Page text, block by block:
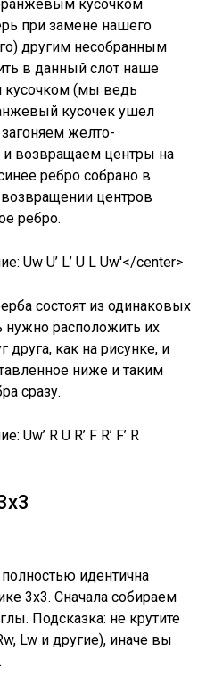
кусочком
при замене нашего
другим несобранным
в данный слот наше
(мы ведь
кусочек ушел
загоняем желто-
возвращаем центры на
ребро собрано в
центров
ребро.
Uw U’ L’ U L Uw'</center>
состоят из одинаковых
нужно расположить их
друга, как на рисунке, и
ниже и таким
сразу.
R U R’ F R’ F’ R
идентична
3х3. Сначала собираем
Подсказка: не крутите
Lw и другие), иначе вы